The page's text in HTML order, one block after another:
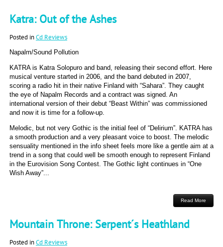
Katra: Out of the Ashes
Posted inCd Reviews
Napalm/Sound Pollution
KATRA is Katra Solopuro and band, releasing their second effort. Here
musical venture started in 2006, and the band debuted in 2007,
scoring a radio hit in their native Finland with “Sahara”. They caught
the eye of Napalm Records and a contract was signed. An
international version of their debut “Beast Within” was commissioned
and now it is time for a follow-up.
Melodic, but not very Gothic is the initial feel of “Delirium”. KATRA has
a smooth production and a very pleasant voice to boost. The melodic
sensuality mentioned in the info sheet feels more like a gentle aim at a
trend in a song that could well be smooth enough to represent Finland
in the Eurovision Song Contest. The Gothic light continues in “One
Wish Away”...
Read More
Mountain Throne: Serpent´s Heathland
Posted inCd Reviews